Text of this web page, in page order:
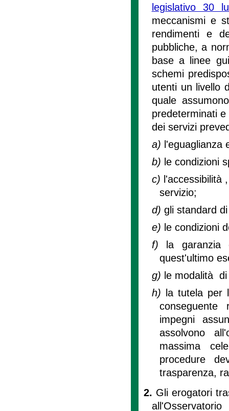
legislativo 30
meccanismi e
rendimenti e
pubbliche, a
base a linee
schemi
utenti un livello
quale
predeterminati
dei servizi
a)
b) le condizioni
c) l'accessibilità
servizio;
d) gli standard
e) le condizioni
f)
la
quest'ultimo
g) le modalità
h)
la tutela per
impegni
assolvono
massima
procedure
trasparenza,
2. Gli erogatori